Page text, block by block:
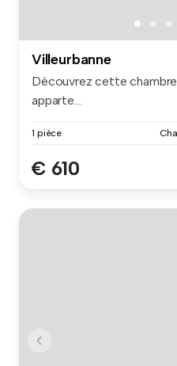
Villeurbanne
Découvrez cette chambre
apparte...
1 pièce
€ 610